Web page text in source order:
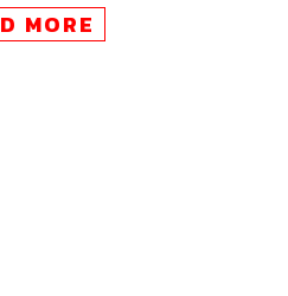
Biotherapeutics
องขออนุญาตใช้ยาต้านโควิด
MORE